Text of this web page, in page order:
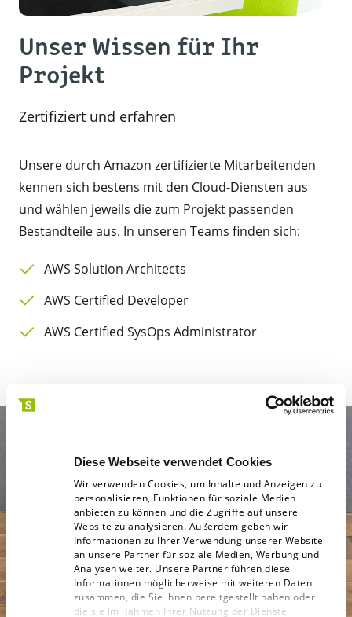
Diese Webseite verwendet Cookies
Wir verwenden Cookies, um Inhalte und Anzeigen zu
personalisieren, Funktionen für soziale Medien
anbieten zu können und die Zugriffe auf unsere
Website zu analysieren. Außerdem geben wir
Informationen zu Ihrer Verwendung unserer Website
an unsere Partner für soziale Medien, Werbung und
Analysen weiter. Unsere Partner führen diese
Informationen möglicherweise mit weiteren Daten
zusammen, die Sie ihnen bereitgestellt haben oder
die sie im Rahmen Ihrer Nutzung der Dienste
Unser Wissen für Ihr
Projekt
Zertifiziert und erfahren
Unsere durch Amazon zertifizierte Mitarbeitenden
kennen sich bestens mit den Cloud-Diensten aus
und wählen jeweils die zum Projekt passenden
Bestandteile aus. In unseren Teams finden sich:
AWS Solution Architects
AWS Certified Developer
AWS Certified SysOps Administrator
Sie suchen noch
einen verlässlichen
Partner an Ihrer
Seite?